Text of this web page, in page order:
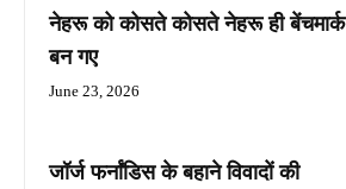
नेहरू को कोसते कोसते नेहरू ही बेंचमार्क
बन गए
June 23, 2026
जॉर्ज फर्नांडिस के बहाने विवादों की